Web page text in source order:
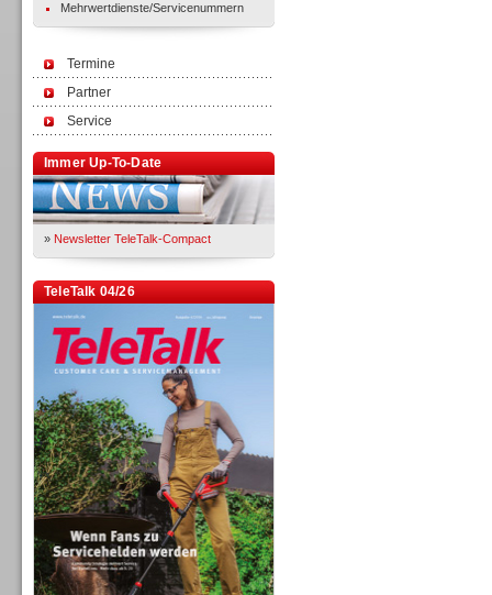
Mehrwertdienste/Servicenummern
Termine
Partner
Service
Immer Up-To-Date
» Newsletter TeleTalk-Compact
TeleTalk 04/26
TK- und ACD-Systeme